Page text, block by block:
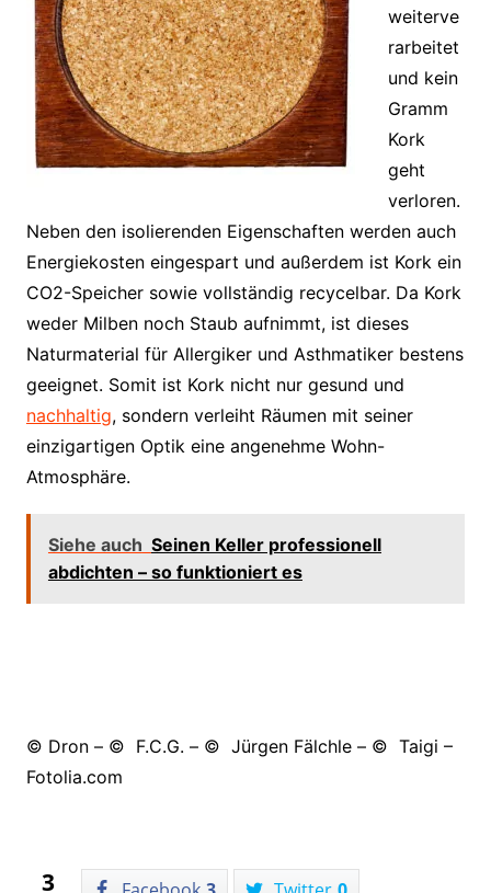
weiterve
rarbeitet
und kein
Gramm
Kork
geht
verloren.
Neben den isolierenden Eigenschaften werden auch
Energiekosten eingespart und außerdem ist Kork ein
CO2-Speicher sowie vollständig recycelbar. Da Kork
weder Milben noch Staub aufnimmt, ist dieses
Naturmaterial für Allergiker und Asthmatiker bestens
geeignet. Somit ist Kork nicht nur gesund und
nachhaltig, sondern verleiht Räumen mit seiner
einzigartigen Optik eine angenehme Wohn-
Atmosphäre.
Siehe auch Seinen Keller professionell
abdichten – so funktioniert es
© Dron – © F.C.G. – © Jürgen Fälchle – © Taigi –
Fotolia.com
3